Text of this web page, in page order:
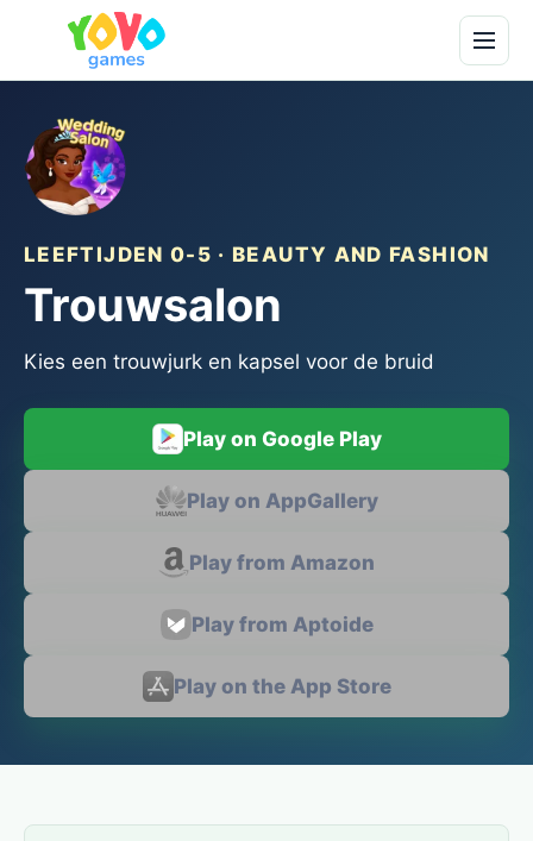
LEEFTIJDEN 0-5 · BEAUTY AND FASHION
Trouwsalon
Kies een trouwjurk en kapsel voor de bruid
Play on Google Play
Play on AppGallery
Play from Amazon
Play from Aptoide
Play on the App Store